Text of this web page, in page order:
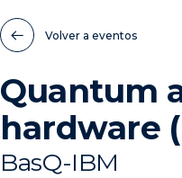
Volver a eventos
Quantum
hardware
BasQ-IBM